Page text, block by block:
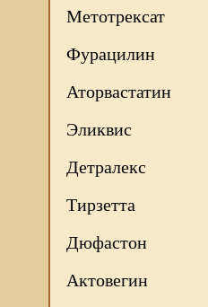
Метотрексат
Фурацилин
Аторвастатин
Эликвис
Детралекс
Тирзетта
Дюфастон
Актовегин